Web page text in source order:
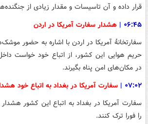
قرار داده و آن تاسیسات و مقدار زیادی از
۰۶:۴۵ | هشدار سفارت آمریکا در اردن
سفارتخانۀ آمریکا در اردن با اشاره به حضور
حریم هوایی این کشور، از اتباع خود خواست
در مکان‌های امن پناه بگیرند.
۰۷:۰۲ | سفارت آمریکا در بغداد به اتباع خود
سفارت آمریکا در بغداد به اتباع این کشور
را فورا ترک کنند.